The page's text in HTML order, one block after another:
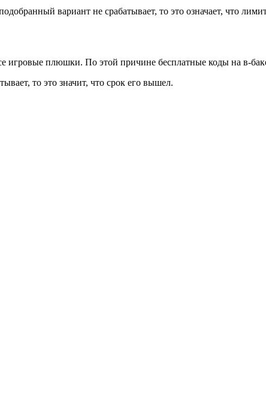
вариант не срабатывает, то это означает, что
плюшки. По этой причине бесплатные коды на в-
то это значит, что срок его вышел.